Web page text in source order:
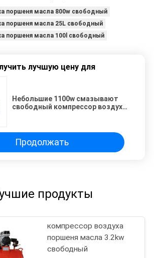
поршеня масла 800w свободный
поршеня масла 25L свободный
поршеня масла 100l свободный
лучшую цену для
Небольшие 1100w смазывают
свободный компрессор воздуха
Продолжать
продукты
компрессор воздуха
поршеня масла 3.2kw
свободный